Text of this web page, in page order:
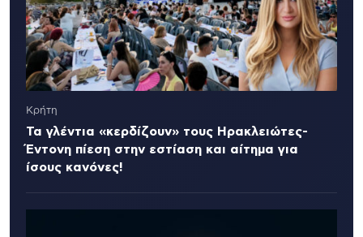
Κρήτη
Τα γλέντια «κερδίζουν» τους Ηρακλειώτες-
Έντονη πίεση στην εστίαση και αίτημα για
ίσους κανόνες!